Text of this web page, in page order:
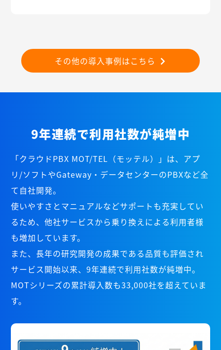
その他の導入事例はこちら
9年連続で利用社数が純増中
「クラウドPBX MOT/TEL（モッテル）」は、アプ
リ/ソフトやGateway・データセンターのPBXなど全
て自社開発。
使いやすさとマニュアルなどサポートも充実してい
るため、他社サービスから乗り換えによる利用者様
も増加しています。
また、長年の研究開発の成果である品質も評価され
サービス開始以来、9年連続で利用社数が純増中。
MOTシリーズの累計導入数も33,000社を超えていま
す。